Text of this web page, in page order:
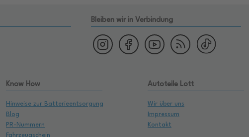
Bleiben wir in Verbindung
Know How
Hinweise zur Batterieentsorgung
Blog
PR-Nummern
Fahrzeugschein
Autoteile Lott
Wir über uns
Impressum
Kontakt